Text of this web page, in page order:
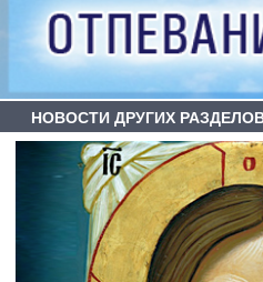
НОВОСТИ ДРУГИХ